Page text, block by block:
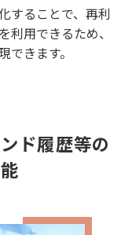
することで、再利
利用できるため、
きます。
ド履歴等の